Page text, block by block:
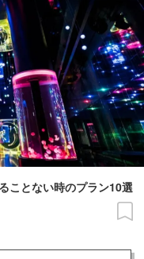
ことない時のプラン10選